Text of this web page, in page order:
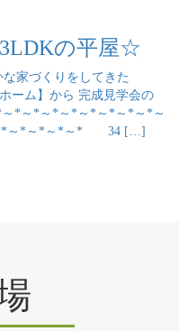
の平屋☆
家づくりをしてきた
ーム】から 完成見学会の
*～*～*～*～*～*～*～*～
*～*～*～*～* 34 […]